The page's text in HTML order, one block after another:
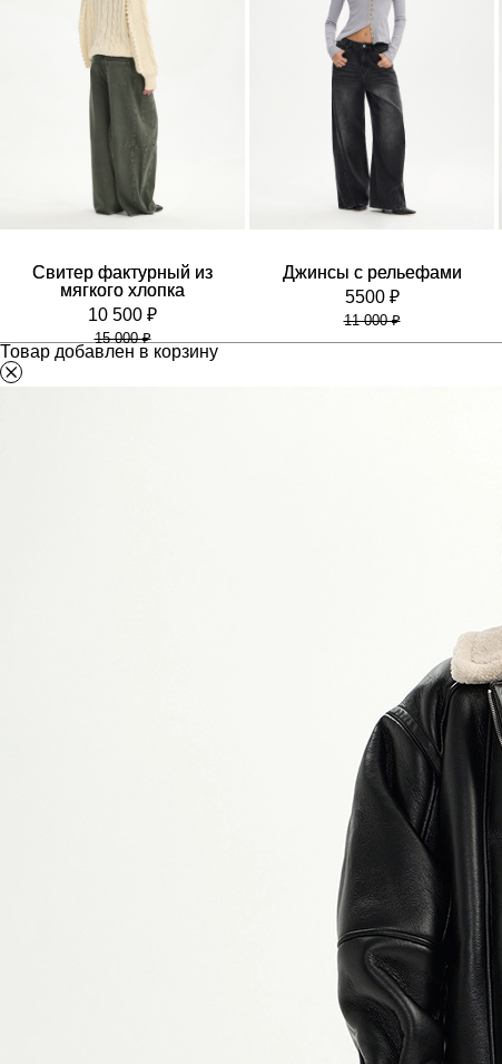
Свитер фактурный из
мягкого хлопка
10 500 ₽
15 000 ₽
Джинсы с рельефами
5500 ₽
11 000 ₽
Товар добавлен в корзину